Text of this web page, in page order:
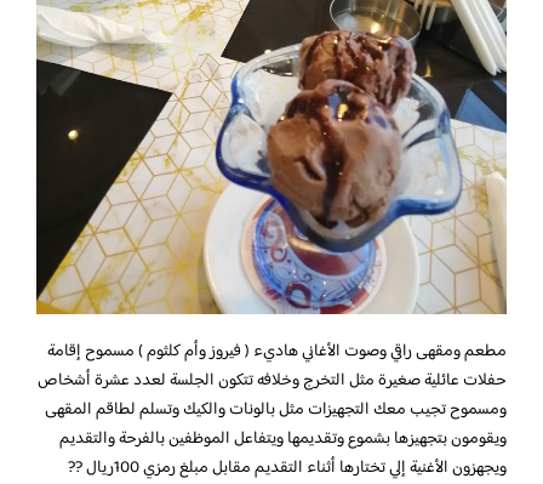
مطعم ومقهى راقي وصوت الأغاني هاديء ( فيروز وأم كلثوم ) مسموح إقامة
حفلات عائلية صغيرة مثل التخرج وخلافه تتكون الجلسة لعدد عشرة أشخاص
ومسموح تجيب معك التجهيزات مثل بالونات والكيك وتسلم لطاقم المقهى
ويقومون بتجهيزها بشموع وتقديمها ويتفاعل الموظفين بالفرحة والتقديم
ويجهزون الأغنية إلي تختارها أثناء التقديم مقابل مبلغ رمزي 100ريال ??